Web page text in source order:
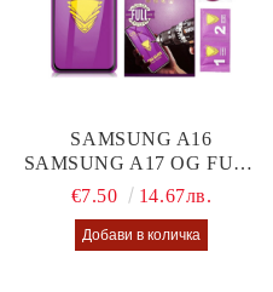
SAMSUNG A16
SAMSUNG A17 OG FULL
GLUE GLASS
€7.50 14.67лв.